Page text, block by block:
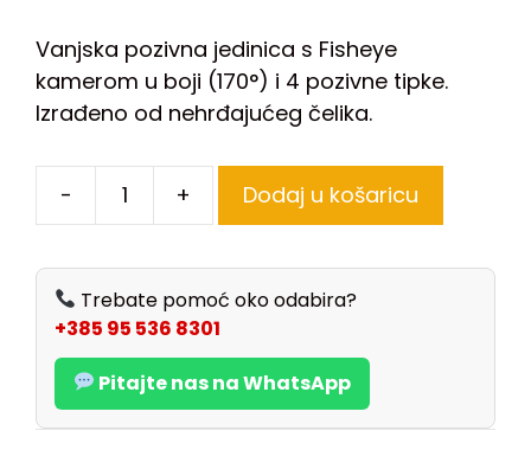
Vanjska pozivna jedinica s Fisheye
kamerom u boji (170°) i 4 pozivne tipke.
Izrađeno od nehrđajućeg čelika.
- + Dodaj u košaricu
Trebate pomoć oko odabira?
+385 95 536 8301
Pitajte nas na WhatsApp